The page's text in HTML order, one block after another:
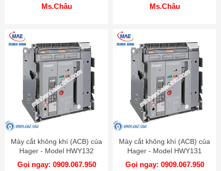
Ms.Châu
Ms.Châu
Máy cắt không khí (ACB) của
Hager - Model HWY132
Gọi ngay: 0909.067.950
Máy cắt không khí (ACB) của
Hager - Model HWY131
Gọi ngay: 0909.067.950